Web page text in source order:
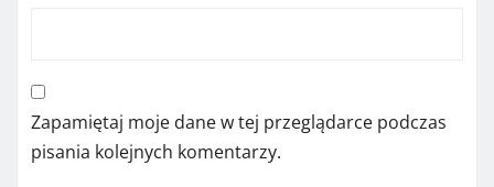
Zapamiętaj moje dane w tej przeglądarce podczas
pisania kolejnych komentarzy.